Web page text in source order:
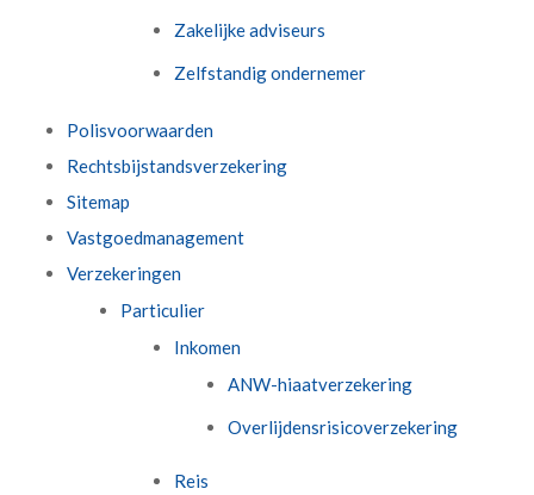
Zakelijke adviseurs
Zelfstandig ondernemer
Polisvoorwaarden
Rechtsbijstandsverzekering
Sitemap
Vastgoedmanagement
Verzekeringen
Particulier
Inkomen
ANW-hiaatverzekering
Overlijdensrisicoverzekering
Reis